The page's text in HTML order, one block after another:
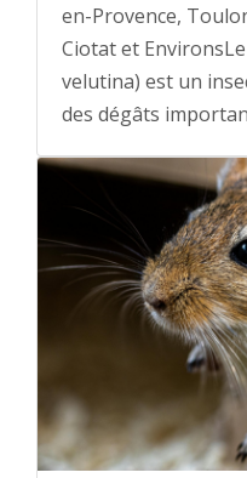
en-Provence,
Ciotat et
velutina) est un
des dégâts